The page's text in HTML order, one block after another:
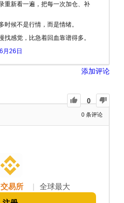
重新看一遍，把每一次加仓、补
候不是行情，而是情绪。
感觉，比急着回血靠谱得多。
月26日
添加评论
0
0 条评论
交易所 全球最大